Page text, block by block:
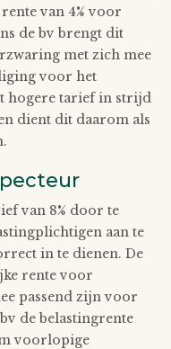
van 4% voor
de bv brengt dit
met zich mee
voor het
hogere tarief in strijd
dient dit daarom als
van 8% door te
aan te
in te dienen. De
rente voor
passend zijn voor
de belastingrente
voorlopige